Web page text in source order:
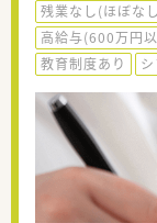
残業なし(ほぼな
高給与(600万円
教育制度あり